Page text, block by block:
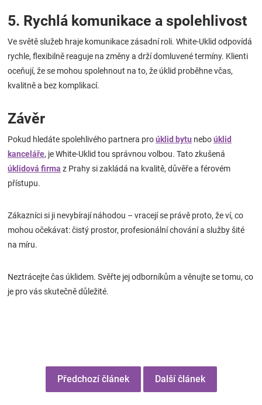
5. Rychlá komunikace a spolehlivost
Ve světě služeb hraje komunikace zásadní roli. White-Uklid odpovídá
rychle, flexibilně reaguje na změny a drží domluvené termíny. Klienti
oceňují, že se mohou spolehnout na to, že úklid proběhne včas,
kvalitně a bez komplikací.
Závěr
Pokud hledáte spolehlivého partnera proúklid bytu neboúklid
kanceláře, je White-Uklid tou správnou volbou. Tato zkušená
úklidová firma z Prahy si zakládá na kvalitě, důvěře a férovém
přístupu.
Zákazníci si ji nevybírají náhodou – vracejí se právě proto, že ví, co
mohou očekávat: čistý prostor, profesionální chování a služby šité
na míru.
Neztrácejte čas úklidem. Svěřte jej odborníkům a věnujte se tomu, co
je pro vás skutečně důležité.
Předchozí článek Další článek